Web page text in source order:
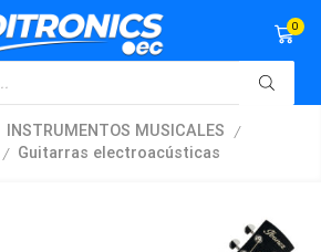
0
INSTRUMENTOS MUSICALES /
/ Guitarras electroacústicas